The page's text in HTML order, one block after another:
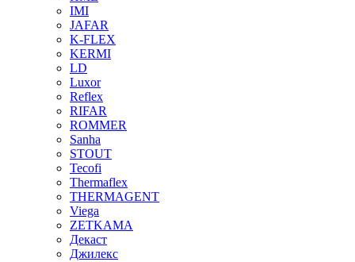
IMI
JAFAR
K-FLEX
KERMI
LD
Luxor
Reflex
RIFAR
ROMMER
Sanha
STOUT
Tecofi
Thermaflex
THERMAGENT
Viega
ZETKAMA
Декаст
Джилекс